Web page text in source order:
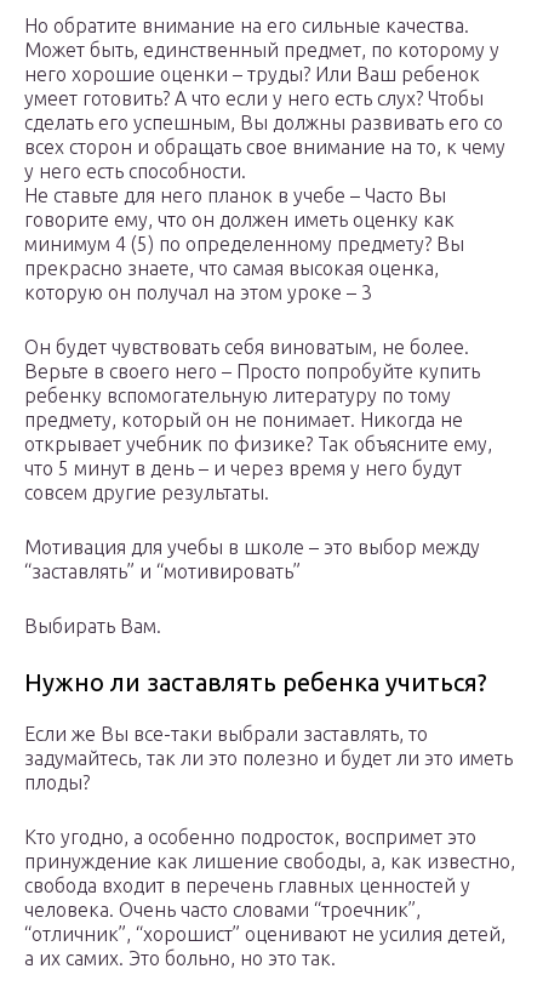
Но обратите внимание на его сильные качества.
Может быть, единственный предмет, по которому у
него хорошие оценки – труды? Или Ваш ребенок
умеет готовить? А что если у него есть слух? Чтобы
сделать его успешным, Вы должны развивать его со
всех сторон и обращать свое внимание на то, к чему
у него есть способности.
Не ставьте для него планок в учебе – Часто Вы
говорите ему, что он должен иметь оценку как
минимум 4 (5) по определенному предмету? Вы
прекрасно знаете, что самая высокая оценка,
которую он получал на этом уроке – 3
Он будет чувствовать себя виноватым, не более.
Верьте в своего него – Просто попробуйте купить
ребенку вспомогательную литературу по тому
предмету, который он не понимает. Никогда не
открывает учебник по физике? Так объясните ему,
что 5 минут в день – и через время у него будут
совсем другие результаты.
Мотивация для учебы в школе – это выбор между
“заставлять” и “мотивировать”
Выбирать Вам.
Нужно ли заставлять ребенка учиться?
Если же Вы все-таки выбрали заставлять, то
задумайтесь, так ли это полезно и будет ли это иметь
плоды?
Кто угодно, а особенно подросток, воспримет это
принуждение как лишение свободы, а, как известно,
свобода входит в перечень главных ценностей у
человека. Очень часто словами “троечник”,
“отличник”, “хорошист” оценивают не усилия детей,
а их самих. Это больно, но это так.